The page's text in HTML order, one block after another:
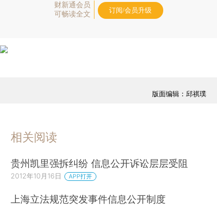
财新通会员
可畅读全文
订阅/会员升级
版面编辑：邱祺璞
相关阅读
贵州凯里强拆纠纷 信息公开诉讼层层受阻
2012年10月16日 APP打开
上海立法规范突发事件信息公开制度